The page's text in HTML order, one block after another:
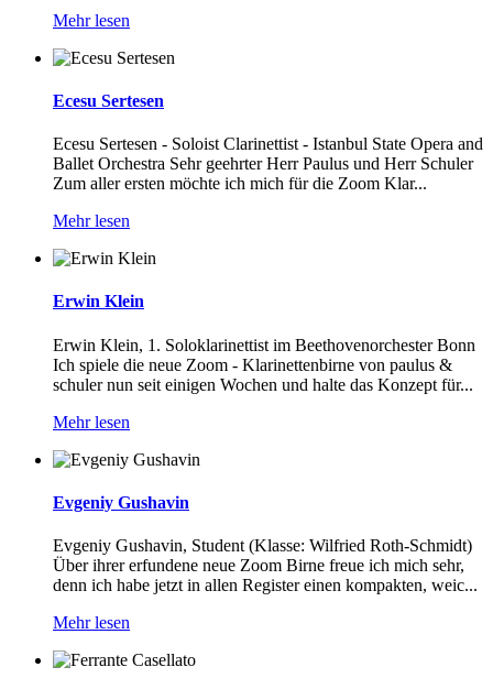
Mehr lesen
Ecesu Sertesen
Ecesu Sertesen - Soloist Clarinettist - Istanbul State Opera and
Ballet Orchestra Sehr geehrter Herr Paulus und Herr Schuler
Zum aller ersten möchte ich mich für die Zoom Klar...
Mehr lesen
Erwin Klein
Erwin Klein, 1. Soloklarinettist im Beethovenorchester Bonn
Ich spiele die neue Zoom - Klarinettenbirne von paulus &
schuler nun seit einigen Wochen und halte das Konzept für...
Mehr lesen
Evgeniy Gushavin
Evgeniy Gushavin, Student (Klasse: Wilfried Roth-Schmidt)
Über ihrer erfundene neue Zoom Birne freue ich mich sehr,
denn ich habe jetzt in allen Register einen kompakten, weic...
Mehr lesen